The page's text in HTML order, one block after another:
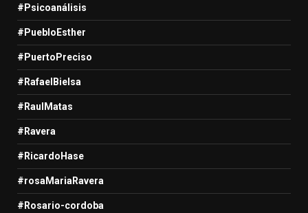
#Psicoanálisis
#PuebloEsther
#PuertoPreciso
#RafaelBielsa
#RaulMatas
#Ravera
#RicardoHase
#rosaMariaRavera
#Rosario-cordoba